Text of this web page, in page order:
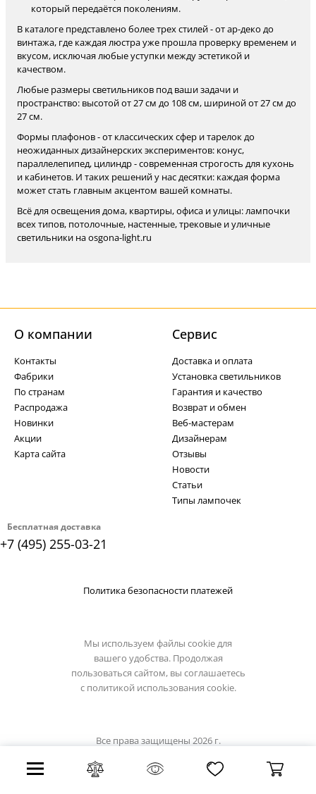
который передаётся поколениям.
В каталоге представлено более трех стилей - от ар-деко до
винтажа, где каждая люстра уже прошла проверку временем и
вкусом, исключая любые уступки между эстетикой и
качеством.
Любые размеры светильников под ваши задачи и
пространство: высотой от 27 см до 108 см, шириной от 27 см до
27 см.
Формы плафонов - от классических сфер и тарелок до
неожиданных дизайнерских экспериментов: конус,
параллелепипед, цилиндр - современная строгость для кухонь
и кабинетов. И таких решений у нас десятки: каждая форма
может стать главным акцентом вашей комнаты.
Всё для освещения дома, квартиры, офиса и улицы: лампочки
всех типов, потолочные, настенные, трековые и уличные
светильники на osgona-light.ru
Бесплатная доставка
+7 (495) 255-03-21
О компании
Контакты
Фабрики
По странам
Распродажа
Новинки
Акции
Карта сайта
Cервис
Доставка и оплата
Установка светильников
Гарантия и качество
Возврат и обмен
Веб-мастерам
Дизайнерам
Отзывы
Новости
Статьи
Типы лампочек
Политика безопасности платежей
Мы используем файлы cookie для
вашего удобства. Продолжая
пользоваться сайтом, вы соглашаетесь
с политикой использования cookie.
Все права защищены 2026 г.